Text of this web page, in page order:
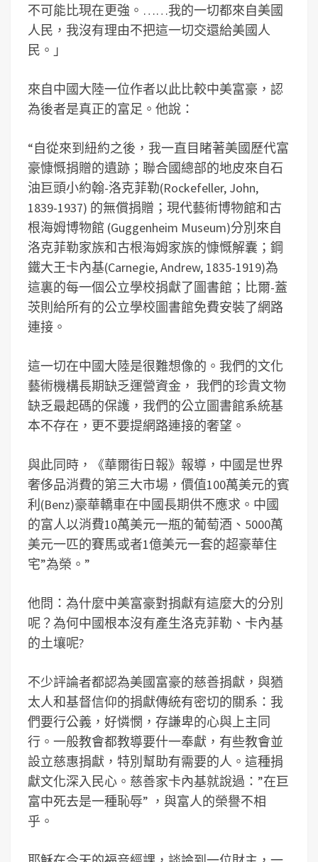
不可能比現在更強。……我的一切都來自美國
人民，我沒有理由不把這一切交還給美國人
民。」
來自中國大陸一位作者以此比較中美富豪，認
為後者是真正的富足。他說：
“自從來到紐約之後，我一直目睹著美國歷代富
豪慷慨捐贈的遺跡；聯合國總部的地皮來自石
油巨頭小約翰-洛克菲勒(Rockefeller, John,
1839-1937) 的無償捐贈；現代藝術博物館和古
根海姆博物館 (Guggenheim Museum)分別來自
洛克菲勒家族和古根海姆家族的慷慨解囊；鋼
鐵大王卡內基(Carnegie, Andrew, 1835-1919)為
這裏的每一個公立學校捐獻了圖書館；比爾-蓋
茨則給所有的公立學校圖書館免費安裝了網路
連接。
這一切在中國大陸是很難想像的。我們的文化
藝術機構長期缺乏運營資金， 我們的珍貴文物
缺乏最起碼的保護，我們的公立圖書館系統基
本不存在，更不要提網路連接的奢望。
與此同時，《華爾街日報》報導，中國是世界
奢侈品消費的第三大市場，價值100萬美元的賓
利(Benz)豪華轎車在中國長期供不應求。中國
的富人以消費10萬美元一瓶的葡萄酒、5000萬
美元一匹的賽馬或者1億美元一套的超豪華住
宅”為榮。”
他問：為什麼中美富豪對捐獻有這麼大的分別
呢？為何中國根本沒有產生洛克菲勒、卡內基
的土壤呢?
不少評論者都認為美國富豪的慈善捐獻，與猶
太人和基督信仰的捐獻傳統有密切的關系：我
們要行公義，好憐憫，存謙卑的心與上主同
行。一般教會都教導要什一奉獻，有些教會並
設立慈惠捐獻，特別幫助有需要的人。這種捐
獻文化深入民心。慈善家卡內基就說過：”在巨
富中死去是一種恥辱” ，與富人的榮譽不相
乎。